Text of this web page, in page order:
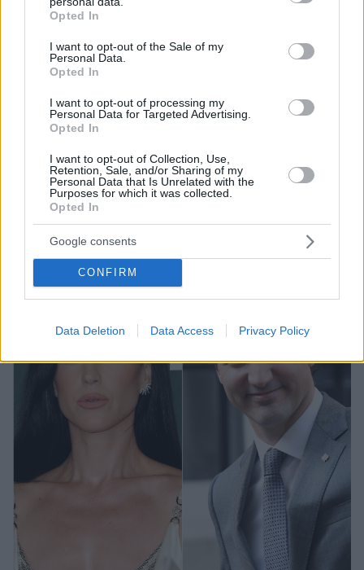
grant or deny consent to Google and its third-party tags to
use your data for below specified purposes in below Google
consent section.
Opted In
I want to opt-out of the Sale of my
Personal Data.
Opted In
I want to opt-out of processing my
Personal Data for Targeted Advertising.
Opted In
I want to opt-out of Collection, Use,
Retention, Sale, and/or Sharing of my
Personal Data that Is Unrelated with the
Purposes for which it was collected.
Opted In
Google consents
CONFIRM
Data Deletion Data Access Privacy Policy
Η περασμένη χρονιά ήταν αρκετά δύσκολη και έχω το
δικαίωμα να είμαι θυμωμένη, είπε η Κέιτι Πέρι
Η τραγουδίστρια περιέγραψε την περίοδο που η ζωή
της δοκιμάστηκε επαγγελματικά αλλά και προσωπικά
μετά τον χωρισμό της με τον Ορλάντο Μπλουμ
17.06.2026, 19:57